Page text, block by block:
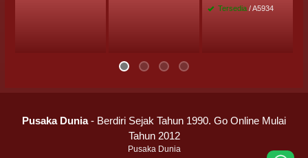
Tersedia / A5934
Pusaka Dunia- Berdiri Sejak Tahun 1990. Go Online Mulai
Tahun 2012
Pusaka Dunia